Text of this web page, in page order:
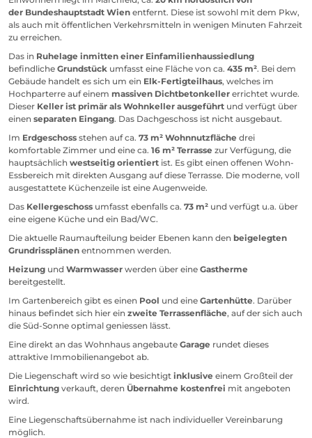
der Bundeshauptstadt Wien entfernt. Diese ist sowohl mit dem Pkw,
als auch mit öffentlichen Verkehrsmitteln in wenigen Minuten Fahrzeit
zu erreichen.
Das in Ruhelage inmitten einer Einfamilienhaussiedlung
befindliche Grundstück umfasst eine Fläche von ca. 435 m². Bei dem
Gebäude handelt es sich um ein Elk-Fertigteilhaus, welches im
Hochparterre auf einem massiven Dichtbetonkeller errichtet wurde.
Dieser Keller ist primär als Wohnkeller ausgeführt und verfügt über
einen separaten Eingang. Das Dachgeschoss ist nicht ausgebaut.
Im Erdgeschoss stehen auf ca. 73 m² Wohnnutzfläche drei
komfortable Zimmer und eine ca. 16 m² Terrasse zur Verfügung, die
hauptsächlich westseitig orientiert ist. Es gibt einen offenen Wohn-
Essbereich mit direkten Ausgang auf diese Terrasse. Die moderne, voll
ausgestattete Küchenzeile ist eine Augenweide.
Das Kellergeschoss umfasst ebenfalls ca. 73 m² und verfügt u.a. über
eine eigene Küche und ein Bad/WC.
Die aktuelle Raumaufteilung beider Ebenen kann den beigelegten
Grundrissplänen entnommen werden.
Heizung und Warmwasser werden über eine Gastherme
bereitgestellt.
Im Gartenbereich gibt es einen Pool und eine Gartenhütte. Darüber
hinaus befindet sich hier ein zweite Terrassenfläche, auf der sich auch
die Süd-Sonne optimal geniessen lässt.
Eine direkt an das Wohnhaus angebaute Garage rundet dieses
attraktive Immobilienangebot ab.
Die Liegenschaft wird so wie besichtigt inklusive einem Großteil der
Einrichtung verkauft, deren Übernahme kostenfrei mit angeboten
wird.
Eine Liegenschaftsübernahme ist nach individueller Vereinbarung
möglich.